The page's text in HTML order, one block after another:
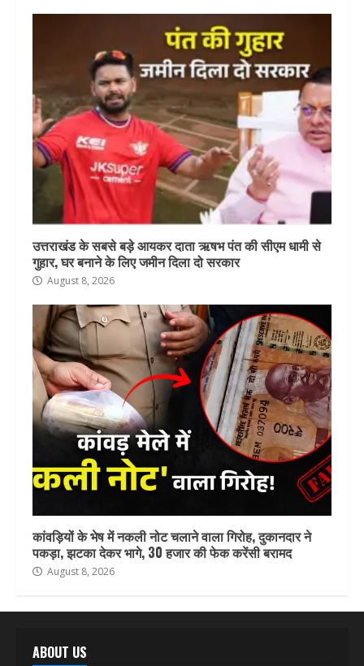
उत्तराखंड के सबसे बड़े आयकर दाता ऋषभ पंत की सीएम धामी से
गुहार, घर बनाने के लिए जमीन दिला दो सरकार
August 8, 2026
कांवड़ियों के भेष में नकली नोट चलाने वाला गिरोह, दुकानदार ने
पकड़ा, झटका देकर भागे, 30 हजार की फेक करेंसी बरामद
August 8, 2026
ABOUT US